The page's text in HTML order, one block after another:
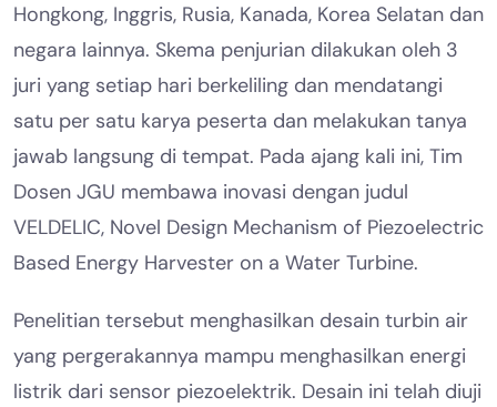
Hongkong, Inggris, Rusia, Kanada, Korea Selatan dan
negara lainnya. Skema penjurian dilakukan oleh 3
juri yang setiap hari berkeliling dan mendatangi
satu per satu karya peserta dan melakukan tanya
jawab langsung di tempat. Pada ajang kali ini, Tim
Dosen JGU membawa inovasi dengan judul
VELDELIC, Novel Design Mechanism of Piezoelectric
Based Energy Harvester on a Water Turbine.
Penelitian tersebut menghasilkan desain turbin air
yang pergerakannya mampu menghasilkan energi
listrik dari sensor piezoelektrik. Desain ini telah diuji